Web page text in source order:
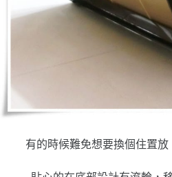
有的時候難免想要換個住置放